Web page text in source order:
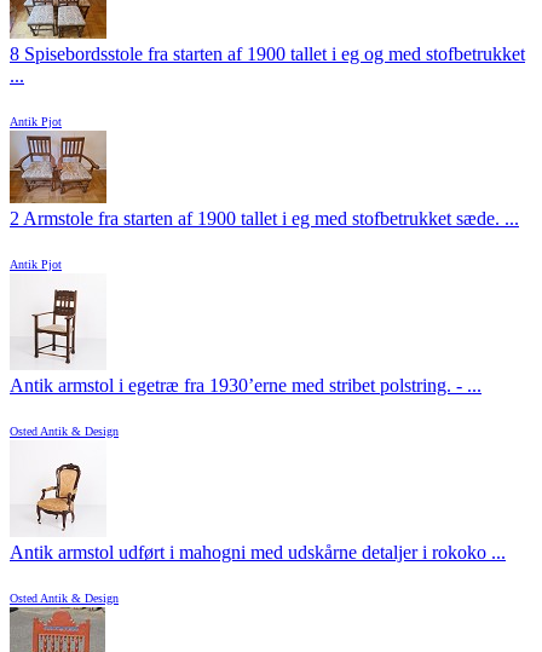
8 Spisebordsstole fra starten af 1900 tallet i eg og med stofbetrukket
...
Antik Pjot
2 Armstole fra starten af 1900 tallet i eg med stofbetrukket sæde. ...
Antik Pjot
Antik armstol i egetræ fra 1930’erne med stribet polstring. - ...
Osted Antik & Design
Antik armstol udført i mahogni med udskårne detaljer i rokoko ...
Osted Antik & Design